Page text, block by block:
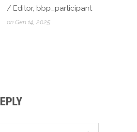
/ Editor, bbp_participant
on Gen 14, 2025